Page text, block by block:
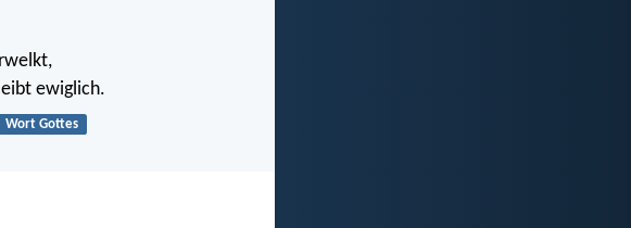
ewiglich.
Wort Gottes